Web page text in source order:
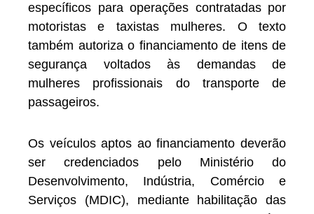
específicos para operações contratadas por
motoristas e taxistas mulheres. O texto
também autoriza o financiamento de itens de
segurança voltados às demandas de
mulheres profissionais do transporte de
passageiros.
Os veículos aptos ao financiamento deverão
ser credenciados pelo Ministério do
Desenvolvimento, Indústria, Comércio e
Serviços (MDIC), mediante habilitação das